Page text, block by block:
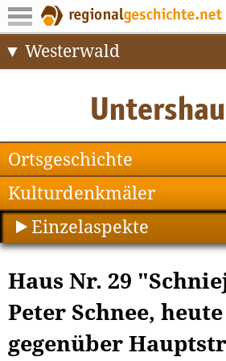
Westerwald
Ortsgeschichte
Kulturdenkmäler
Einzelaspekte
Haus Nr. 29
Peter Schnee,
gegenüber